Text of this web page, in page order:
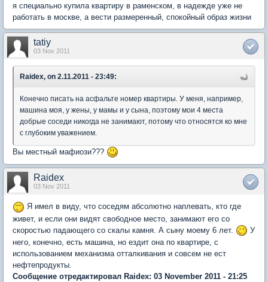
я специально купила квартиру в раменском, в надежде уже не
работать в москве, а вести размеренный, спокойный образ жизни
tatiy
03 Nov 2011
Raidex, on 2.11.2011 - 23:49:
Конечно писать на асфальте номер квартиры. У меня, например,
машина моя, у жены, у мамы и у сына, поэтому мои 4 места
добрые соседи никогда не занимают, потому что относятся ко мне
с глубоким уважением.
Вы местный мафиози???
Raidex
03 Nov 2011
Я имел в виду, что соседям абсолютно наплевать, кто где
живет, и если они видят свободное место, занимают его со
скоростью падающего со скалы камня. А сыну моему 6 лет.
У
него, конечно, есть машина, но ездит она по квартире, с
использованием механизма отталкивания и совсем не ест
нефтепродукты.
Сообщение отредактировал Raidex: 03 November 2011 - 21:25